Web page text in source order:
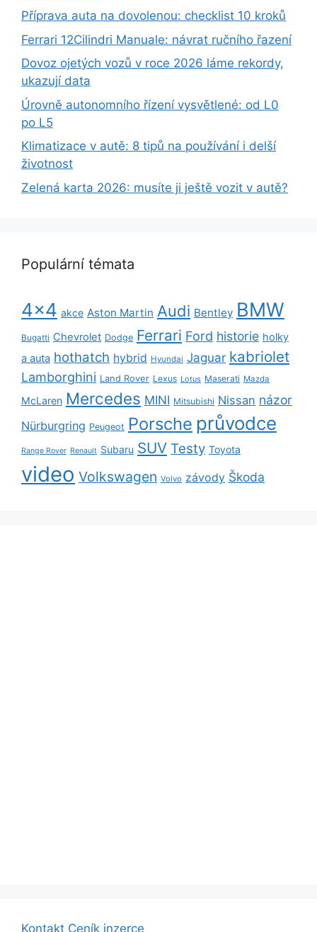
Příprava auta na dovolenou: checklist 10 kroků
Ferrari 12Cilindri Manuale: návrat ručního řazení
Dovoz ojetých vozů v roce 2026 láme rekordy,
ukazují data
Úrovně autonomního řízení vysvětlené: od L0
po L5
Klimatizace v autě: 8 tipů na používání i delší
životnost
Zelená karta 2026: musíte ji ještě vozit v autě?
Populární témata
4x4 akce Aston Martin Audi Bentley BMW
Bugatti Chevrolet Dodge Ferrari Ford historie holky
a auta hothatch hybrid Hyundai Jaguar kabriolet
Lamborghini Land Rover Lexus Lotus Maserati Mazda
McLaren Mercedes MINI Mitsubishi Nissan názor
Nürburgring Peugeot Porsche průvodce
Range Rover Renault Subaru SUV Testy Toyota
video Volkswagen Volvo závody Škoda
Kontakt Ceník inzerce